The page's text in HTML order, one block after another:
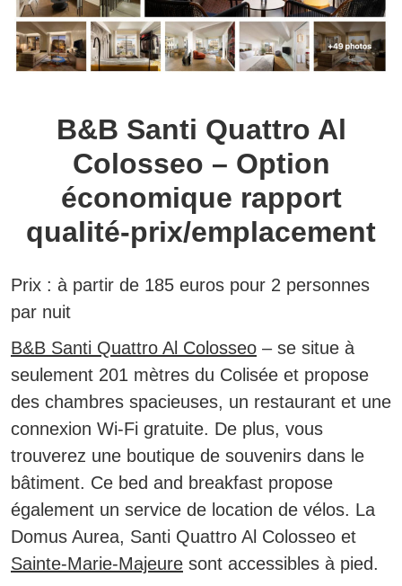
B&B Santi Quattro Al
Colosseo – Option
économique rapport
qualité-prix/emplacement
Prix : à partir de 185 euros pour 2 personnes
par nuit
B&B Santi Quattro Al Colosseo – se situe à
seulement 201 mètres du Colisée et propose
des chambres spacieuses, un restaurant et une
connexion Wi-Fi gratuite. De plus, vous
trouverez une boutique de souvenirs dans le
bâtiment. Ce bed and breakfast propose
également un service de location de vélos. La
Domus Aurea, Santi Quattro Al Colosseo et
Sainte-Marie-Majeure sont accessibles à pied.